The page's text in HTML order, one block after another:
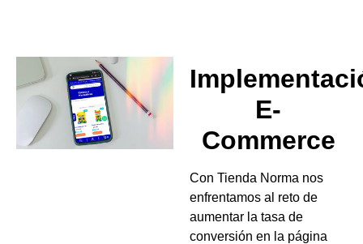
E-
Commerce
Con Tienda Norma nos
enfrentamos al reto de
aumentar la tasa de
conversión en la página
Proyectos